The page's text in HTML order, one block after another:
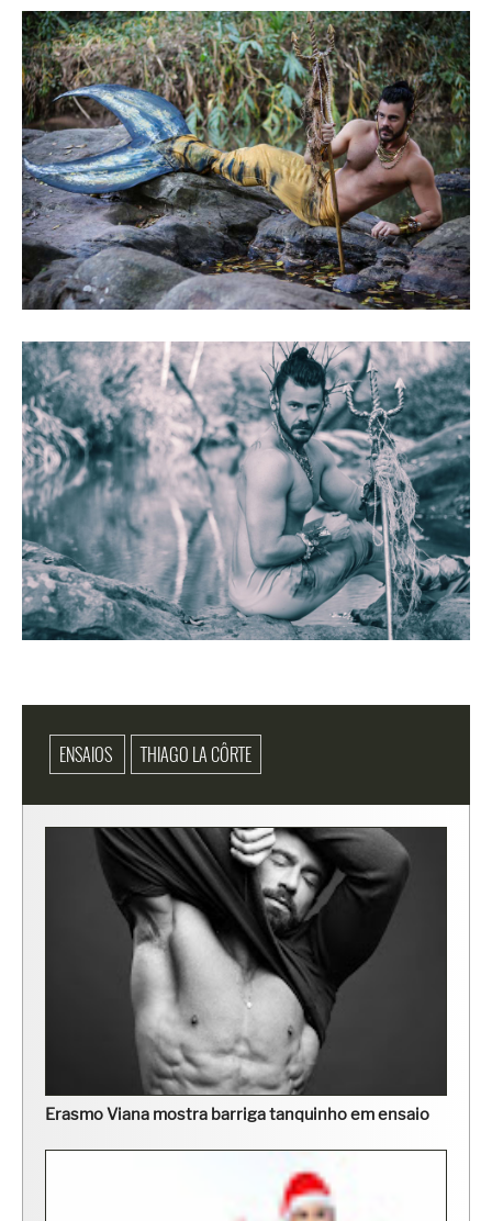
ENSAIOS THIAGO LA CÔRTE
Erasmo Viana mostra barriga tanquinho em ensaio